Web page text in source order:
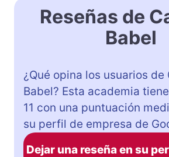
Reseñas de
Babel
¿Qué opina los usuarios de
Babel? Esta academia
11 con una puntuación
su perfil de empresa de
Dejar una reseña en su